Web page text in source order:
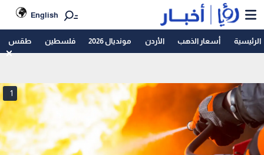
English
الرئيسية أسعار الذهب الأردن مونديال 2026 فلسطين طقس
1